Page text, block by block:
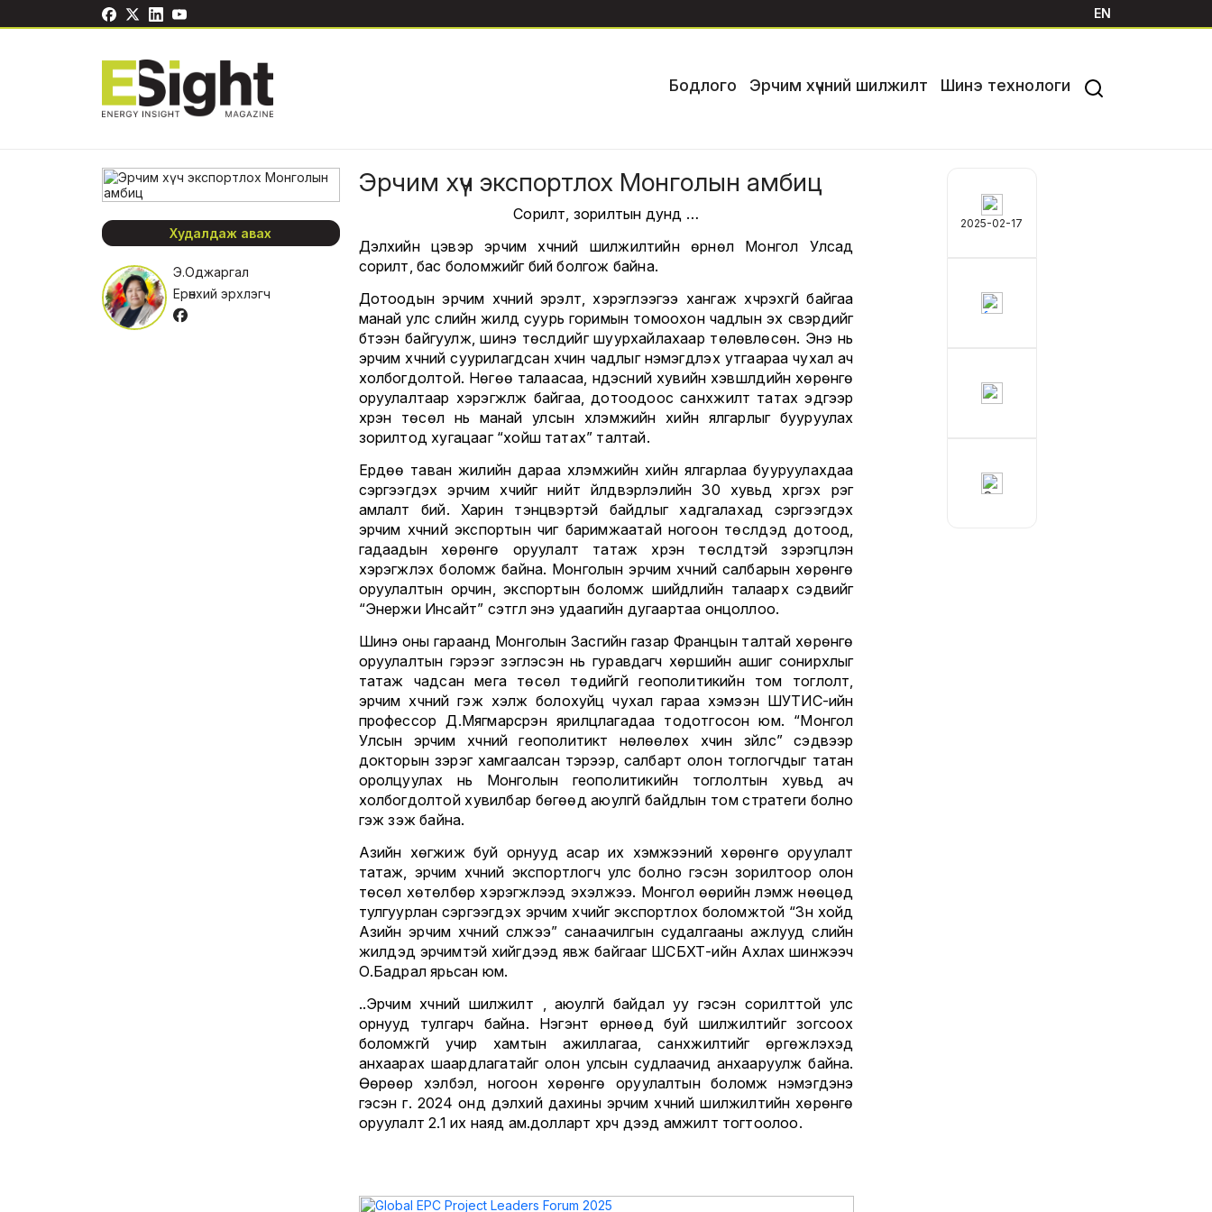
EN
Бодлого Эрчим хүчний шилжилт Шинэ технологи
Худалдаж авах
Э.Оджаргал
Ерөнхий эрхлэгч
Эрчим хүч экспортлох Монголын амбиц
Сорилт, зорилтын дунд …
Дэлхийн цэвэр эрчим хүчний шилжилтийн өрнөл Монгол Улсад
сорилт, бас боломжийг бий болгож байна.
Дотоодын эрчим хүчний эрэлт, хэрэглээгээ хангаж хүчрэхгүй байгаа
манай улс сүүлийн жилд суурь горимын томоохон чадлын эх үүсвэрүүдийг
бүтээн байгуулж, шинэ төслүүдийг шуурхайлахаар төлөвлөсөн. Энэ нь
эрчим хүчний суурилагдсан хүчин чадлыг нэмэгдүүлэх утгаараа чухал ач
холбогдолтой. Нөгөө талаасаа, үндэсний хувийн хэвшлүүдийн хөрөнгө
оруулалтаар хэрэгжүүлж байгаа, дотоодоос санхүүжилт татах эдгээр
хүрэн төсөл нь манай улсын хүлэмжийн хийн ялгарлыг бууруулах
зорилтод хугацааг “хойш татах” талтай.
Ердөө таван жилийн дараа хүлэмжийн хийн ялгарлаа бууруулахдаа
сэргээгдэх эрчим хүчийг нийт үйлдвэрлэлийн 30 хувьд хүргэх үүрэг
амлалт бий. Харин тэнцвэртэй байдлыг хадгалахад сэргээгдэх
эрчим хүчний экспортын чиг баримжаатай ногоон төслүүдэд дотоод,
гадаадын хөрөнгө оруулалт татаж хүрэн төслүүдтэй зэрэгцүүлэн
хэрэгжүүлэх боломж байна. Монголын эрчим хүчний салбарын хөрөнгө
оруулалтын орчин, экспортын боломж шийдлийн талаарх сэдвийг
“Энержи Инсайт” сэтгүүл энэ удаагийн дугаартаа онцоллоо.
Шинэ оны гараанд Монголын Засгийн газар Францын талтай хөрөнгө
оруулалтын гэрээг үзэглэсэн нь гуравдагч хөршийн ашиг сонирхлыг
татаж чадсан мега төсөл төдийгүй геополитикийн том тоглолт,
эрчим хүчний гэж хэлж болохуйц чухал гараа хэмээн ШУТИС-ийн
профессор Д.Мягмарсүрэн ярилцлагадаа тодотгосон юм. “Монгол
Улсын эрчим хүчний геополитикт нөлөөлөх хүчин зүйлс” сэдвээр
докторын зэрэг хамгаалсан тэрээр, салбарт олон тоглогчдыг татан
оролцуулах нь Монголын геополитикийн тоглолтын хувьд ач
холбогдолтой хувилбар бөгөөд аюулгүй байдлын том стратеги болно
гэж үзэж байна.
Азийн хөгжиж буй орнууд асар их хэмжээний хөрөнгө оруулалт
татаж, эрчим хүчний экспортлогч улс болно гэсэн зорилтоор олон
төсөл хөтөлбөр хэрэгжүүлээд эхэлжээ. Монгол өөрийн үлэмж нөөцөд
тулгуурлан сэргээгдэх эрчим хүчийг экспортлох боломжтой “Зүүн хойд
Азийн эрчим хүчний сүлжээ” санаачилгын судалгааны ажлууд сүүлийн
жилүүдэд эрчимтэй хийгдээд явж байгааг ШСБХТ-ийн Ахлах шинжээч
О.Бадрал ярьсан юм.
..Эрчим хүчний шилжилт үү, аюулгүй байдал уу гэсэн сорилттой улс
орнууд тулгарч байна. Нэгэнт өрнөөд буй шилжилтийг зогсоох
боломжгүй учир хамтын ажиллагаа, санхүүжилтийг өргөжүүлэхэд
анхаарах шаардлагатайг олон улсын судлаачид анхааруулж байна.
Өөрөөр хэлбэл, ногоон хөрөнгө оруулалтын боломж нэмэгдэнэ
гэсэн үг. 2024 онд дэлхий дахины эрчим хүчний шилжилтийн хөрөнгө
оруулалт 2.1 их наяд ам.долларт хүрч дээд амжилт тогтоолоо.
2025-02-17